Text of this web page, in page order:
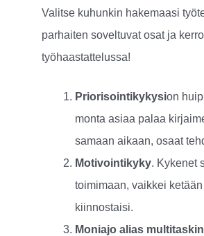
Valitse kuhunkin hakemaasi
parhaiten soveltuvat osat ja
työhaastattelussa!
Priorisointikykysion
monta asiaa palaa
samaan aikaan, osaat
Motivointikyky. Kykenet
toimimaan, vaikkei
kiinnostaisi.
Moniajo alias